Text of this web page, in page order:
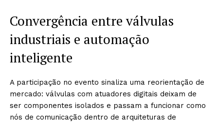
Convergência entre válvulas
industriais e automação
inteligente
A participação no evento sinaliza uma reorientação de
mercado: válvulas com atuadores digitais deixam de
ser componentes isolados e passam a funcionar como
nós de comunicação dentro de arquiteturas de